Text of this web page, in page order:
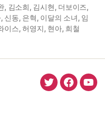
, 김소희, 김시현, 더보이즈,
, 신동, 은혁, 이달의 소녀, 임
이스,허영지, 현아, 희철
twitter